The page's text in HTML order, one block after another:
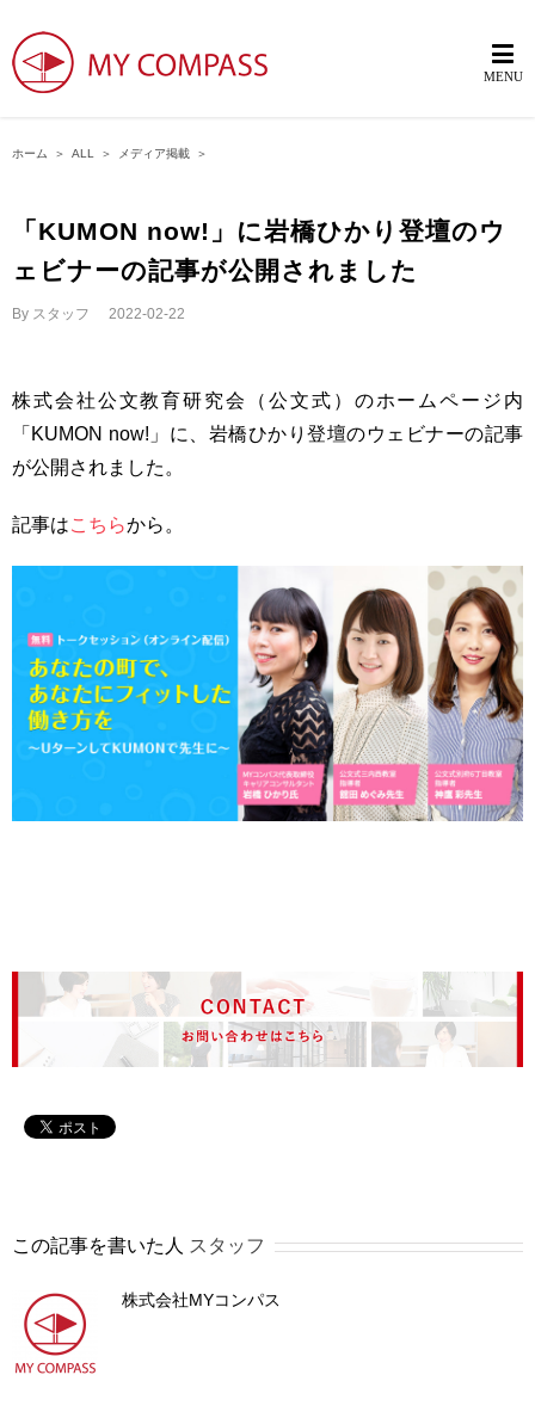
ホーム ＞ ALL ＞ メディア掲載 ＞
「KUMON now!」に岩橋ひかり登壇のウ
ェビナーの記事が公開されました
By スタッフ 2022-02-22
株式会社公文教育研究会（公文式）のホームページ内
「KUMON now!」に、岩橋ひかり登壇のウェビナーの記事
が公開されました。
記事はこちらから。
この記事を書いた人 スタッフ
株式会社MYコンパス